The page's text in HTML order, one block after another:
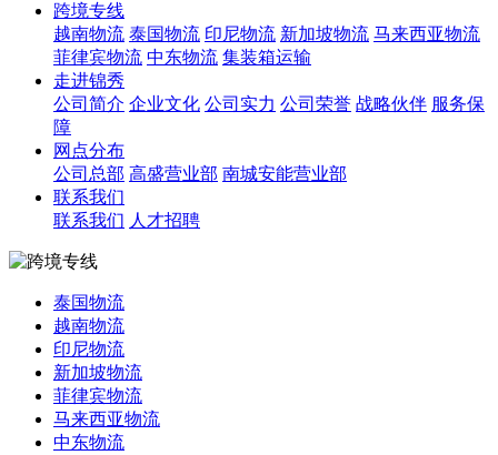
跨境专线
越南物流 泰国物流 印尼物流 新加坡物流 马来西亚物流
菲律宾物流 中东物流 集装箱运输
走进锦秀
公司简介 企业文化 公司实力 公司荣誉 战略伙伴 服务保
障
网点分布
公司总部 高盛营业部 南城安能营业部
联系我们
联系我们 人才招聘
泰国物流
越南物流
印尼物流
新加坡物流
菲律宾物流
马来西亚物流
中东物流